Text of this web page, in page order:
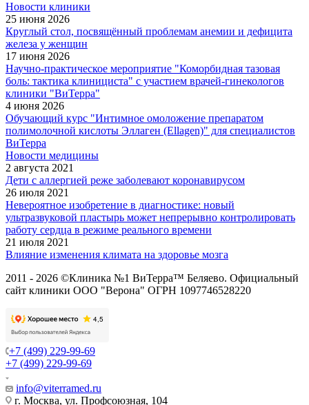
Новости клиники
25 июня 2026
Круглый стол, посвящённый проблемам анемии и дефицита
железа у женщин
17 июня 2026
Научно-практическое мероприятие "Коморбидная тазовая
боль: тактика клинициста" с участием врачей-гинекологов
клиники "ВиТерра"
4 июня 2026
Обучающий курс "Интимное омоложение препаратом
полимолочной кислоты Эллаген (Ellagen)" для специалистов
ВиТерра
Новости медицины
2 августа 2021
Дети с аллергией реже заболевают коронавирусом
26 июля 2021
Невероятное изобретение в диагностике: новый
ультразвуковой пластырь может непрерывно контролировать
работу сердца в режиме реального времени
21 июля 2021
Влияние изменения климата на здоровье мозга
2011 - 2026 ©Клиника №1 ВиТерра™ Беляево. Официальный
сайт клиники ООО "Верона" ОГРН 1097746528220
+7 (499) 229-99-69
+7 (499) 229-99-69
info@viterramed.ru
г. Москва, ул. Профсоюзная, 104